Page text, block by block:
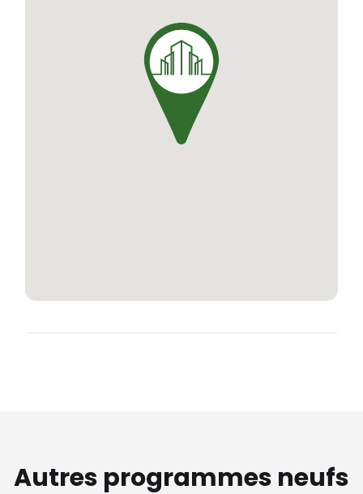
inégalée. Les équipements supplémentaires tels
que le parking sécurisé et les ascenseurs
apportent un supplément de commodité. Les
appartements de la résidence Panorama,
reflètent une parfaite symbiose entre design,
fonctionnalité et confort.
Autres programmes neufs